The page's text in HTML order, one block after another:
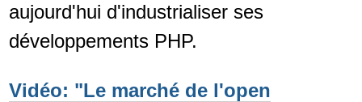
aujourd'hui d'industrialiser ses
développements PHP.
Vidéo: "Le marché de l'open